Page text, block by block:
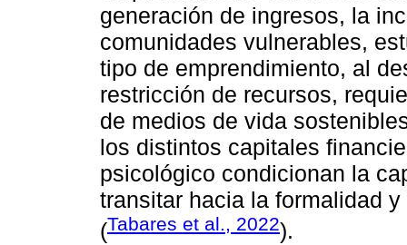
generación de ingresos, la
comunidades vulnerables,
tipo de emprendimiento, al
restricción de recursos,
de medios de vida
los distintos capitales
psicológico condicionan la
transitar hacia la formalidad
(Tabares et al., 2022).